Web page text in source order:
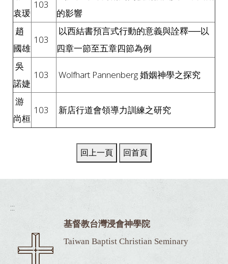
袁瑗
103
的影響
趙
國雄
103
以西結書預言式行動的意義與詮釋──以
四章一節至五章四節為例
吳
諾婕
103 Wolfhart Pannenberg 婚姻神學之探究
游
尚桓
103 新店行道會領導力訓練之研究
:::
基督教台灣浸會神學院
Taiwan Baptist Christian Seminary